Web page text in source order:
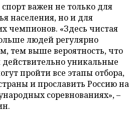
важен не только для
населения, но и для
чемпионов. «Здесь чистая
людей регулярно
тем выше вероятность, что
действительно уникальные
пройти все этапы отбора,
и прославить Россию на
соревнованиях», –